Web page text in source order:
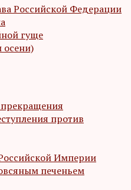
Российской Федерации
гуще
против
Империи
печеньем